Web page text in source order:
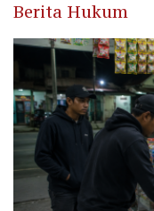
Berita Hukum